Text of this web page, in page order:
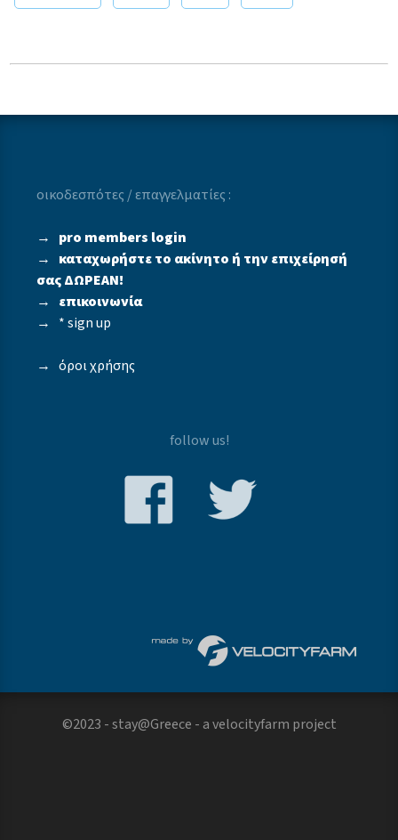
οικοδεσπότες / επαγγελματίες :
→ pro members login
→καταχωρήστε το ακίνητο ή την επιχείρησή
σας ΔΩΡΕΑΝ!
→ επικοινωνία
→ * sign up
→όροι χρήσης
follow us!
©2023 - stay@Greece - avelocityfarm project